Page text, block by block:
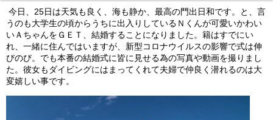
ミニツアー
ビッグツアー
イベント
お客様の声
今日、25日は天気も良く、海も静か、最高の門出日和です。と、言
うのも大学生の頃からうちに出入りしているＮくんが可愛いかわい
いＡちゃんをＧＥＴ、結婚することになりました。籍はすでにい
れ、一緒に住んではいますが、新型コロナウイルスの影響で式は伸
びのび。でも本番の結婚式に皆に見せる為の写真や動画を撮りまし
た。彼女もダイビングにはまってくれて夫婦で仲良く潜れるのは大
変嬉しい事です。